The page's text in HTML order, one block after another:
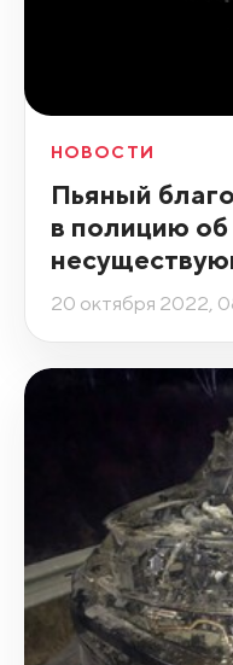
НОВОСТИ
Пьяный
в полицию об
20 октября 2022,